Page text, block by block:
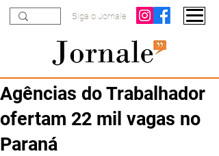
Siga o Jornale
Agências do Trabalhador
ofertam 22 mil vagas no
Paraná